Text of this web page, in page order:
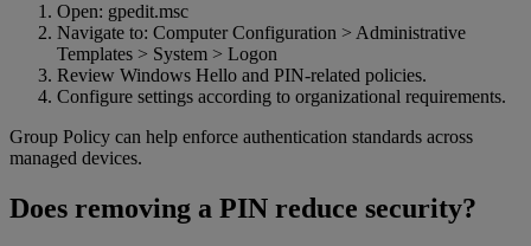
Open: gpedit.msc
Navigate to: Computer Configuration > Administrative
Templates > System > Logon
Review Windows Hello and PIN-related policies.
Configure settings according to organizational requirements.
Group Policy can help enforce authentication standards across
managed devices.
Does removing a PIN reduce security?